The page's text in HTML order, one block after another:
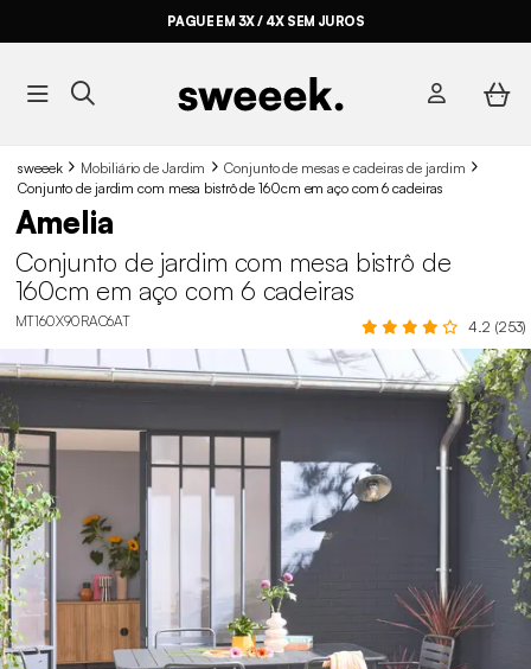
PAGUE EM 3X / 4X SEM JUROS
sweeek Mobiliário de Jardim
Conjunto de mesas e cadeiras de jardim
Conjunto de jardim com mesa bistrô de 160cm em aço com 6 cadeiras
Amelia
Conjunto de jardim com mesa bistrô de
160cm em aço com 6 cadeiras
MT160X90RAC6AT 4.2 (253)